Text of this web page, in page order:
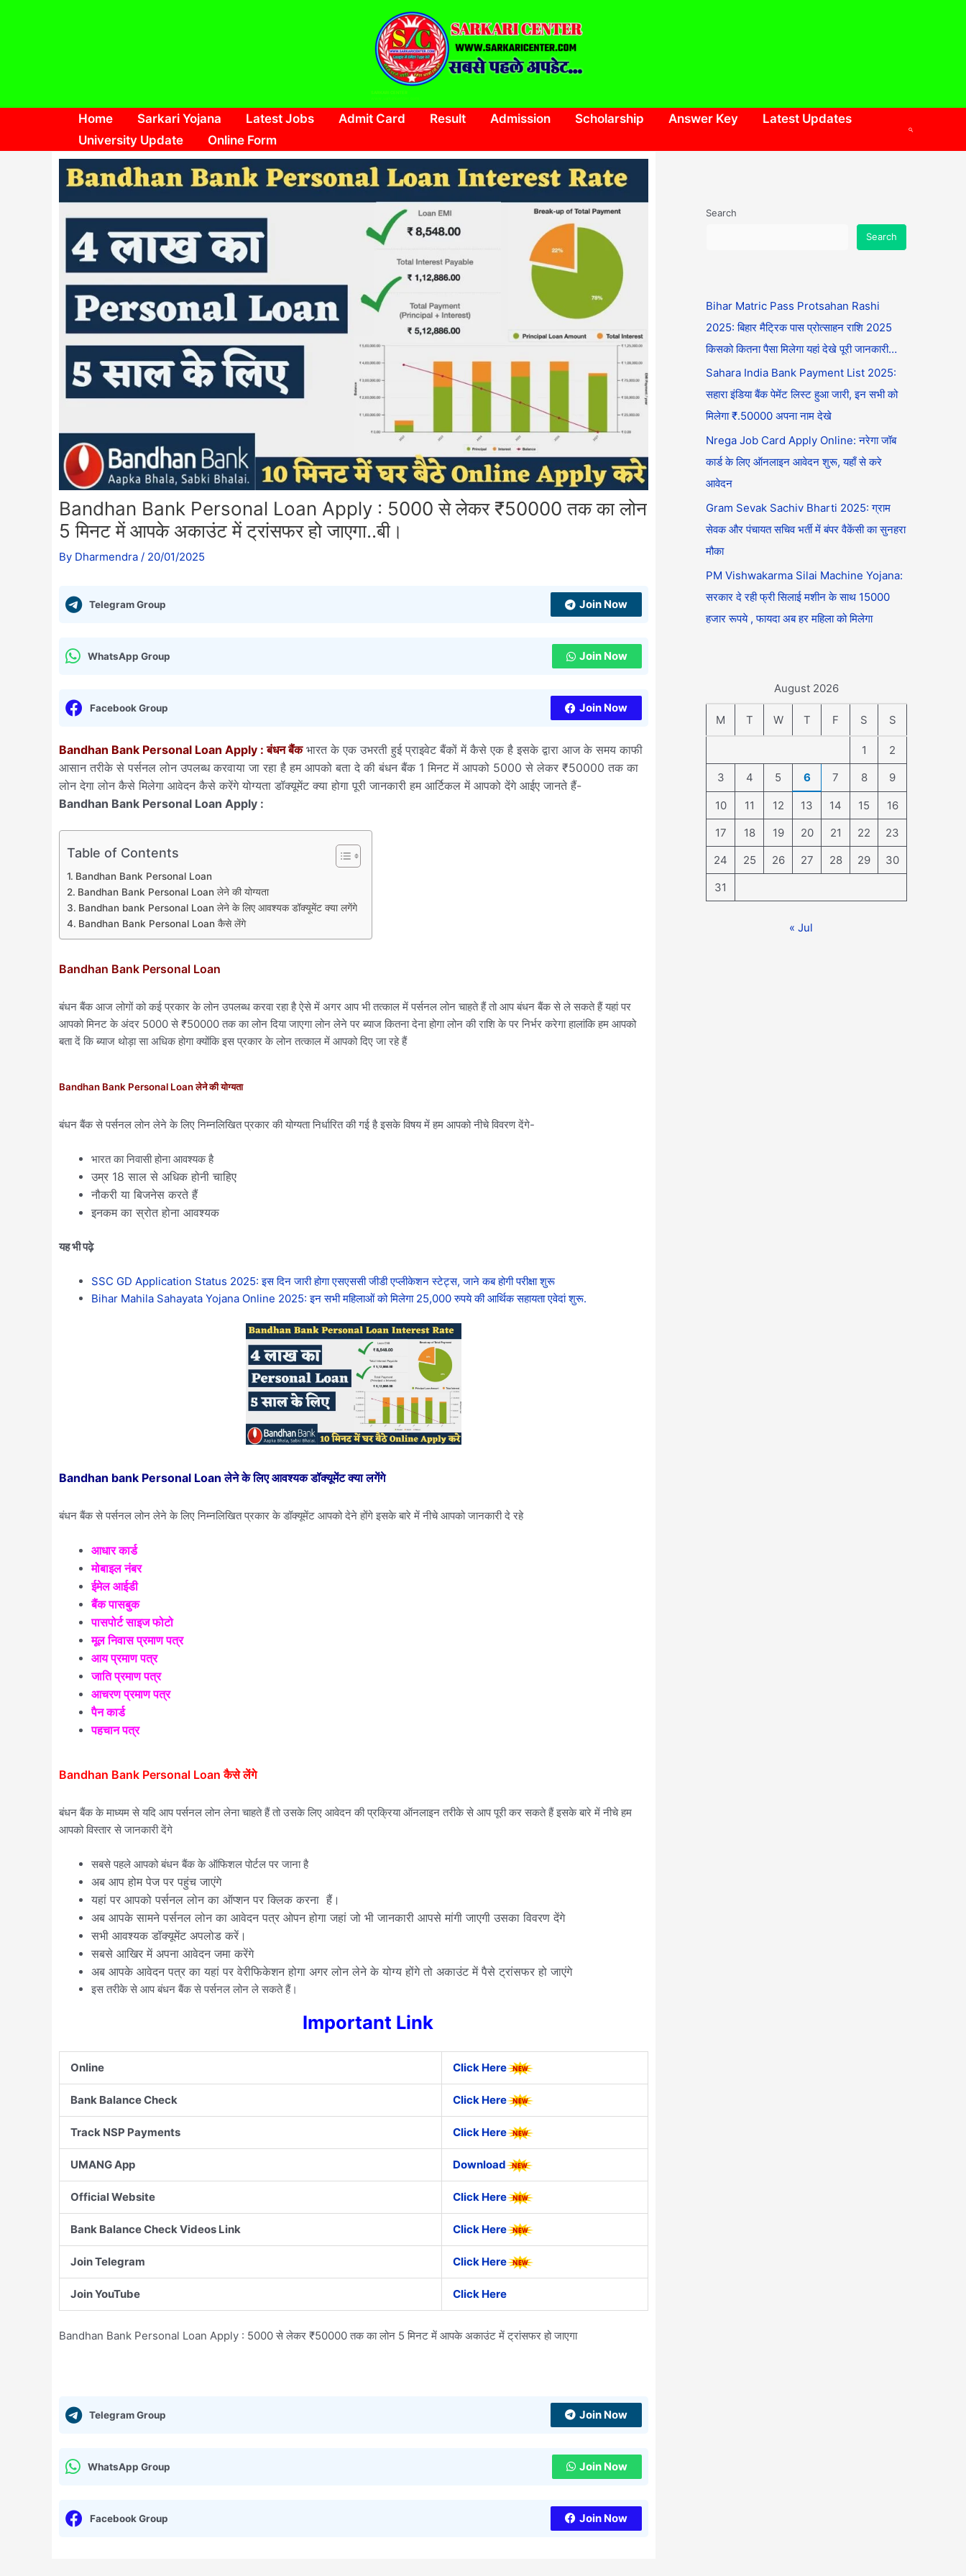
SARKARI CENTER
Home Sarkari Yojana Latest Jobs Admit Card Result Admission Scholarship Answer Key
Latest Updates
University Update
Online Form
Search
Bandhan Bank Personal Loan Apply : 5000 से लेकर ₹50000 तक का लोन
5 मिनट में आपके अकाउंट में ट्रांसफर हो जाएगा..बी।
By Dharmendra / 20/01/2025
Telegram Group Join Now
WhatsApp Group Join Now
Facebook Group Join Now
Bandhan Bank Personal Loan Apply : बंधन बैंकभारत के एक उभरती हुई प्राइवेट बैंकों में कैसे एक है इसके द्वारा आज के समय काफी
आसान तरीके से पर्सनल लोन उपलब्ध करवाया जा रहा है हम आपको बता दे की बंधन बैंक 1 मिनट में आपको 5000 से लेकर ₹50000 तक का
लोन देगा लोन कैसे मिलेगा आवेदन कैसे करेंगे योग्यता डॉक्यूमेंट क्या होगा पूरी जानकारी हम आर्टिकल में आपको देंगे आईए जानते हैं-
Bandhan Bank Personal Loan Apply :
Table of Contents
Bandhan Bank Personal Loan
Bandhan Bank Personal Loan लेने की योग्यता
Bandhan bank Personal Loan लेने के लिए आवश्यक डॉक्यूमेंट क्या लगेंगे
Bandhan Bank Personal Loan कैसे लेंगे
Bandhan Bank Personal Loan
बंधन बैंक आज लोगों को कई प्रकार के लोन उपलब्ध करवा रहा है ऐसे में अगर आप भी तत्काल में पर्सनल लोन चाहते हैं तो आप बंधन बैंक से ले सकते हैं यहां पर
आपको मिनट के अंदर 5000 से ₹50000 तक का लोन दिया जाएगा लोन लेने पर ब्याज कितना देना होगा लोन की राशि के पर निर्भर करेगा हालांकि हम आपको
बता दें कि ब्याज थोड़ा सा अधिक होगा क्योंकि इस प्रकार के लोन तत्काल में आपको दिए जा रहे हैं
Bandhan Bank Personal Loan लेने की योग्यता
बंधन बैंक से पर्सनल लोन लेने के लिए निम्नलिखित प्रकार की योग्यता निर्धारित की गई है इसके विषय में हम आपको नीचे विवरण देंगे-
भारत का निवासी होना आवश्यक है
उम्र 18 साल से अधिक होनी चाहिए
नौकरी या बिजनेस करते हैं
इनकम का स्रोत होना आवश्यक
यह भी पढ़े
SSC GD Application Status 2025: इस दिन जारी होगा एसएससी जीडी एप्लीकेशन स्टेट्स, जाने कब होगी परीक्षा शुरू
Bihar Mahila Sahayata Yojana Online 2025: इन सभी महिलाओं को मिलेगा 25,000 रुपये की आर्थिक सहायता एवेदां शुरू.
Bandhan bank Personal Loan लेने के लिए आवश्यक डॉक्यूमेंट क्या लगेंगे
बंधन बैंक से पर्सनल लोन लेने के लिए निम्नलिखित प्रकार के डॉक्यूमेंट आपको देने होंगे इसके बारे में नीचे आपको जानकारी दे रहे
आधार कार्ड
मोबाइल नंबर
ईमेल आईडी
बैंक पासबुक
पासपोर्ट साइज फोटो
मूल निवास प्रमाण पत्र
आय प्रमाण पत्र
जाति प्रमाण पत्र
आचरण प्रमाण पत्र
पैन कार्ड
पहचान पत्र
Bandhan Bank Personal Loan कैसे लेंगे
बंधन बैंक के माध्यम से यदि आप पर्सनल लोन लेना चाहते हैं तो उसके लिए आवेदन की प्रक्रिया ऑनलाइन तरीके से आप पूरी कर सकते हैं इसके बारे में नीचे हम
आपको विस्तार से जानकारी देंगे
सबसे पहले आपको बंधन बैंक के ऑफिशल पोर्टल पर जाना है
अब आप होम पेज पर पहुंच जाएंगे
यहां पर आपको पर्सनल लोन का ऑप्शन पर क्लिक करना हैं।
अब आपके सामने पर्सनल लोन का आवेदन पत्र ओपन होगा जहां जो भी जानकारी आपसे मांगी जाएगी उसका विवरण देंगे
सभी आवश्यक डॉक्यूमेंट अपलोड करें।
सबसे आखिर में अपना आवेदन जमा करेंगे
अब आपके आवेदन पत्र का यहां पर वेरीफिकेशन होगा अगर लोन लेने के योग्य होंगे तो अकाउंट में पैसे ट्रांसफर हो जाएंगे
इस तरीके से आप बंधन बैंक से पर्सनल लोन ले सकते हैं।
Important Link
Online Click Here
Bank Balance Check Click Here
Track NSP Payments Click Here
UMANG App Download
Official Website Click Here
Bank Balance Check Videos Link Click Here
Join Telegram Click Here
Join YouTube Click Here
Bandhan Bank Personal Loan Apply : 5000 से लेकर ₹50000 तक का लोन 5 मिनट में आपके अकाउंट में ट्रांसफर हो जाएगा
Telegram Group Join Now
WhatsApp Group Join Now
Facebook Group Join Now
Search
Search
Bihar Matric Pass Protsahan Rashi
2025: बिहार मैट्रिक पास प्रोत्साहन राशि 2025
किसको कितना पैसा मिलेगा यहां देखे पूरी जानकारी…
Sahara India Bank Payment List 2025:
सहारा इंडिया बैंक पेमेंट लिस्ट हुआ जारी, इन सभी को
मिलेगा ₹.50000 अपना नाम देखे
Nrega Job Card Apply Online: नरेगा जॉब
कार्ड के लिए ऑनलाइन आवेदन शुरू, यहाँ से करे
आवेदन
Gram Sevak Sachiv Bharti 2025: ग्राम
सेवक और पंचायत सचिव भर्ती में बंपर वैकेंसी का सुनहरा
मौका
PM Vishwakarma Silai Machine Yojana:
सरकार दे रही फ्री सिलाई मशीन के साथ 15000
हजार रूपये , फायदा अब हर महिला को मिलेगा
August 2026
M T W T F S S
1
2
3
4 5 6 7 8 9
10 11 12 13 14 15
16
17
18 19 20 21 22
23
24
25 26 27 28 29
30
31
« Jul